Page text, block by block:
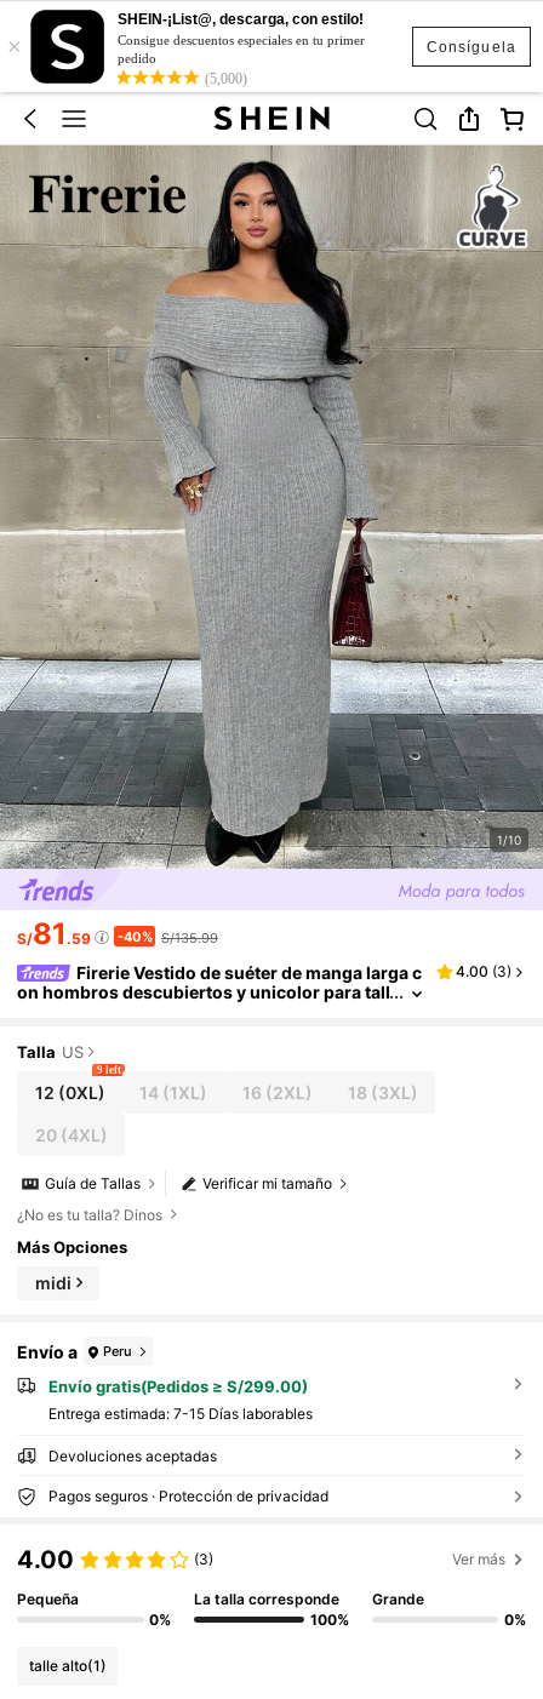
Consíguela
×
SHEIN-¡List@, descarga, con estilo!
Consigue descuentos especiales en tu primer
pedido
(5,000)
1/10
S/81 .59 -40% S/135.99
Firerie Vestido de suéter de manga larga c
on hombros descubiertos y unicolor para tall
4.00 (3)
Talla US
12 (0XL)
9 left
14 (1XL) 16 (2XL) 18 (3XL)
20(4XL)
Verificar mi tamaño
Guía de Tallas
¿No es tu talla? Dinos
Más Opciones
midi
Envío a Peru
Envío gratis(Pedidos ≥ S/299.00)
Entrega estimada: 7-15 Días laborables
Devoluciones aceptadas
Pagos seguros · Protección de privacidad
4.00 (3) Ver más
Pequeña
0%
La talla corresponde
100%
Grande
0%
talle alto(1)